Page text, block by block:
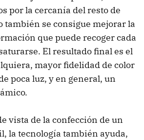
por la cercanía del resto de
también se consigue mejorar la
que puede recoger cada
El resultado final es el
mayor fidelidad de color
poca luz, y en general, un
vista de la confección de un
la tecnología también ayuda,